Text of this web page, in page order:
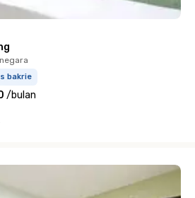
bakrie
/bulan